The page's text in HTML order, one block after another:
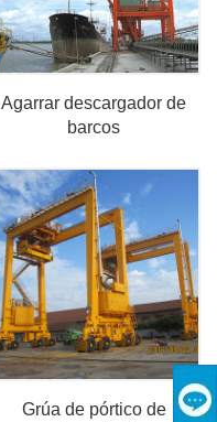
Agarrar descargador de
barcos
Grúa de pórtico de